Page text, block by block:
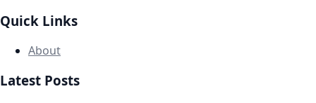
Quick Links
About
Latest Posts